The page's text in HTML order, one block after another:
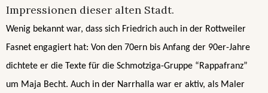
Impressionen dieser alten Stadt.
Wenig bekannt war, dass sich Friedrich auch in der Rottweiler
Fasnet engagiert hat: Von den 70ern bis Anfang der 90er-Jahre
dichtete er die Texte für die Schmotziga-Gruppe “Rappafranz”
um Maja Becht. Auch in der Narrhalla war er aktiv, als Maler